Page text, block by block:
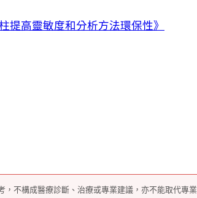
提高靈敏度和分析方法環保性》
不構成醫療診斷、治療或專業建議，亦不能取代專